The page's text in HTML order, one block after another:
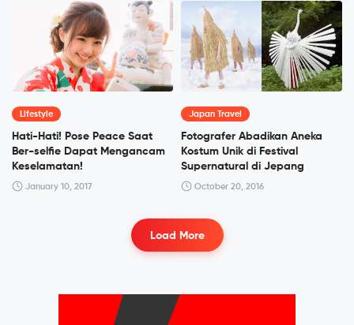
Lifestyle
Hati-Hati! Pose Peace Saat
Ber-selfie Dapat Mengancam
Keselamatan!
January 10, 2017
Japan Travel
Fotografer Abadikan Aneka
Kostum Unik di Festival
Supernatural di Jepang
October 20, 2016
Load More